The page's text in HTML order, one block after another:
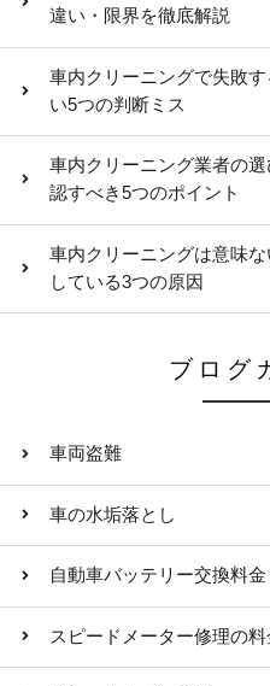
違い・限界を徹底解説
車内クリーニングで失敗
い5つの判断ミス
車内クリーニング業者の
認すべき5つのポイント
車内クリーニングは意味
している3つの原因
ブログ
車両盗難
車の水垢落とし
自動車バッテリー交換料金
スピードメーター修理の料